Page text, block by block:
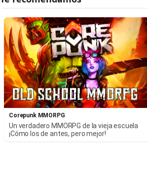
Corepunk MMORPG
Un verdadero MMORPG de la vieja escuela
¡Cómo los de antes, pero mejor!